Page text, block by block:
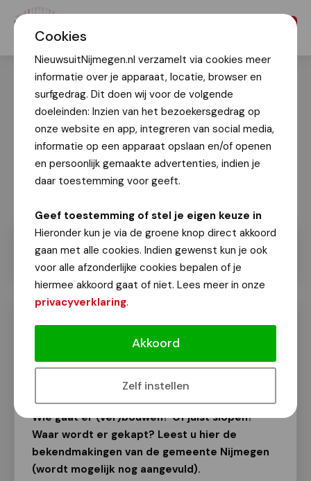
Cookies
NieuwsuitNijmegen.nl verzamelt via cookies meer
informatie over je apparaat, locatie, browser en
surfgedrag. Dit doen wij voor de volgende
doeleinden: Inzien van het bezoekersgedrag op
onze website en app, integreren van social media,
informatie op een apparaat opslaan en/of openen
en persoonlijk gemaakte advertenties, indien je
daar toestemming voor geeft.
Geef toestemming of stel je eigen keuze in
Hieronder kun je via de groene knop direct akkoord
gaan met alle cookies. Indien gewenst kun je ook
voor alle afzonderlijke cookies bepalen of je
hiermee akkoord gaat of niet. Lees meer in onze
privacyverklaring.
Akkoord
Zelf instellen
Bekendmakingen van de gemeente
Van onze redactie
Wie gaat er (ver)bouwen? Of juist slopen?
Waar wordt er gekapt? Leest u hier de
bekendmakingen van de gemeente Nijmegen
(wordt mogelijk nog aangevuld).